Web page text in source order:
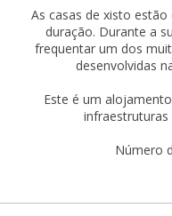
As casas de xisto
duração. Durante a
frequentar um dos
desenvolvidas
Este é um
infraestruturas
Número